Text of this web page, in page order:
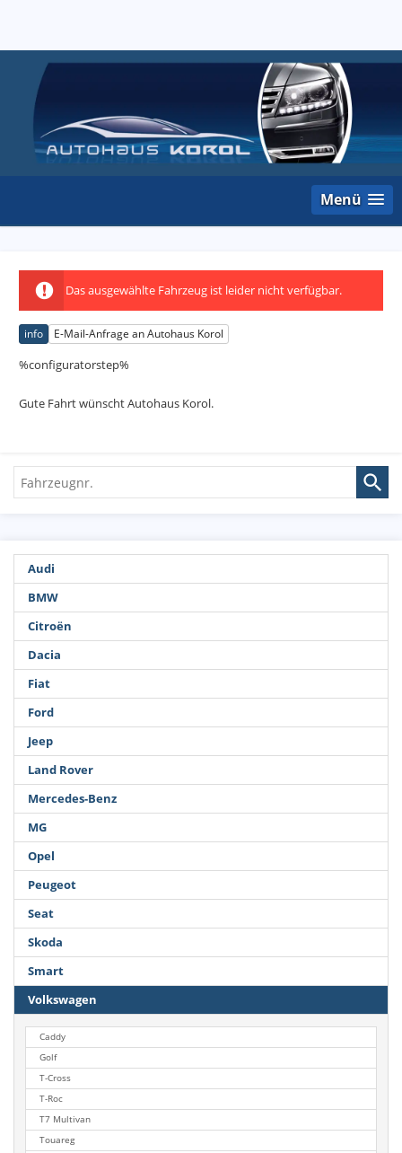
Menü
Das ausgewählte Fahrzeug ist leider nicht verfügbar.
info E-Mail-Anfrage an Autohaus Korol
%configuratorstep%
Gute Fahrt wünscht Autohaus Korol.
Fahrzeugnr.
Audi
BMW
Citroën
Dacia
Fiat
Ford
Jeep
Land Rover
Mercedes-Benz
MG
Opel
Peugeot
Seat
Skoda
Smart
Volkswagen
Caddy
Golf
T-Cross
T-Roc
T7 Multivan
Touareg